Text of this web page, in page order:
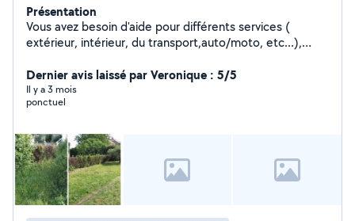
Présentation
Vous avez besoin d'aide pour différents services (
extérieur, intérieur, du transport,auto/moto, etc...),
Dernier avis laissé par Veronique : 5/5
Il y a 3 mois
ponctuel